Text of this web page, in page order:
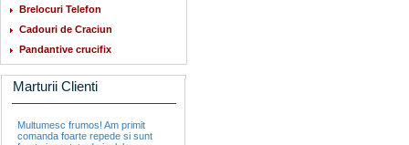
Brelocuri Telefon
Cadouri de Craciun
Pandantive crucifix
Marturii Clienti
Multumesc frumos! Am primit
comanda foarte repede si sunt